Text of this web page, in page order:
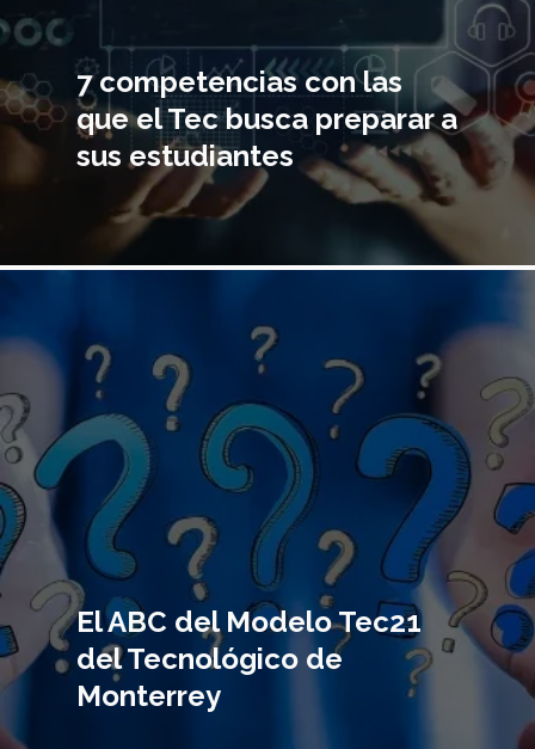
7 competencias con las
que el Tec busca preparar a
sus estudiantes
El ABC del Modelo Tec21
del Tecnológico de
Monterrey